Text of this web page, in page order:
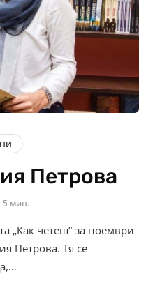
Петрова
5 мин.
„Как четеш“ за нoември
Петрова. Тя се